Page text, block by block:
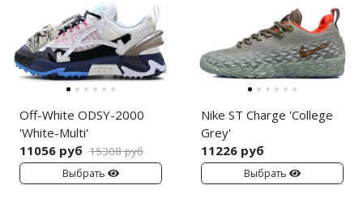
Off-White ODSY-2000
'White-Multi'
11056 руб 15308 руб
Выбрать
Nike ST Charge 'College
Grey'
11226 руб
Выбрать